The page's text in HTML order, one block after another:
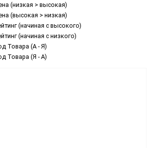
(низкая > высокая)
(высокая > низкая)
(начиная с высокого)
(начиная с низкого)
Товара (А - Я)
Товара (Я - А)